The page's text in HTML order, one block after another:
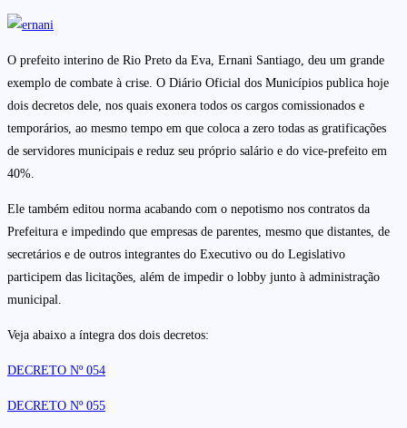
O prefeito interino de Rio Preto da Eva, Ernani Santiago, deu um grande
exemplo de combate à crise. O Diário Oficial dos Municípios publica hoje
dois decretos dele, nos quais exonera todos os cargos comissionados e
temporários, ao mesmo tempo em que coloca a zero todas as gratificações
de servidores municipais e reduz seu próprio salário e do vice-prefeito em
40%.
Ele também editou norma acabando com o nepotismo nos contratos da
Prefeitura e impedindo que empresas de parentes, mesmo que distantes, de
secretários e de outros integrantes do Executivo ou do Legislativo
participem das licitações, além de impedir o lobby junto à administração
municipal.
Veja abaixo a íntegra dos dois decretos:
DECRETO Nº 054
DECRETO Nº 055